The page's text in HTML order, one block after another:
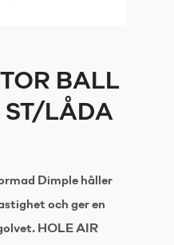
BALL
LÅDA
Dimple håller
och ger en
HOLE AIR